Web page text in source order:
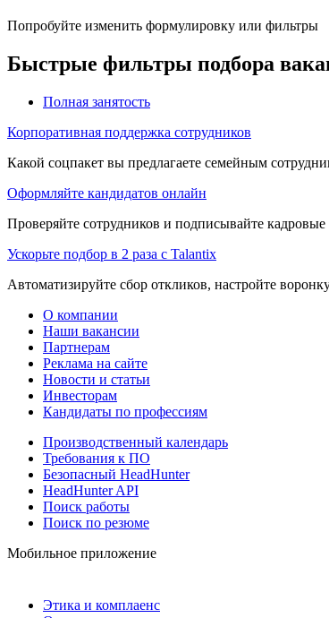
Попробуйте изменить формулировку или фильтры
Быстрые фильтры подбора
Полная занятость
Корпоративная поддержка сотрудников
Какой соцпакет вы предлагаете семейным
Оформляйте кандидатов онлайн
Проверяйте сотрудников и подписывайте
Ускорьте подбор в 2 раза с Talantix
Автоматизируйте сбор откликов, настройте
О компании
Наши вакансии
Партнерам
Реклама на сайте
Новости и статьи
Инвесторам
Кандидаты по профессиям
Производственный календарь
Требования к ПО
Безопасный HeadHunter
HeadHunter API
Поиск работы
Поиск по резюме
Мобильное приложение
Этика и комплаенс